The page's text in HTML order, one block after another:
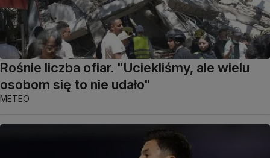
Rośnie liczba ofiar. "Uciekliśmy, ale wielu
osobom się to nie udało"
METEO